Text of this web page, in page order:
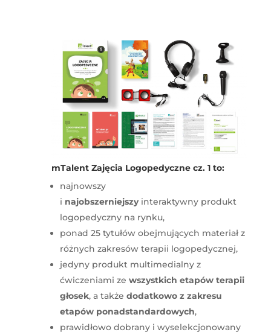
mTalent Zajęcia Logopedyczne cz. 1 to:
najnowszy
i najobszerniejszyinteraktywny produkt
logopedyczny na rynku,
ponad 25 tytułów obejmujących materiał z
różnych zakresów terapii logopedycznej,
jedyny produkt multimedialny z
ćwiczeniami ze wszystkich etapów terapii
głosek, a takżedodatkowo z zakresu
etapów ponadstandardowych,
prawidłowo dobrany i wyselekcjonowany